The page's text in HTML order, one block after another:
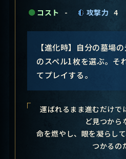
コスト - 攻撃力 4
【進化時】自分の墓場
のスペル1枚を選ぶ。そ
てプレイする。
運ばれるまま進むだけで
ど見つから
命を燃やし、眼を凝らし
つかるの